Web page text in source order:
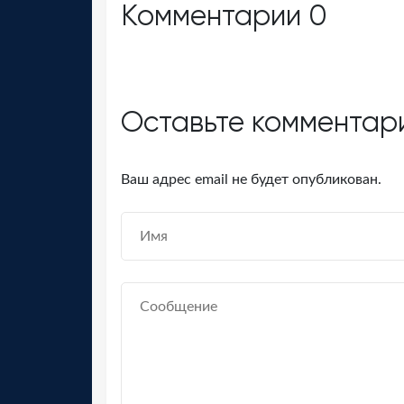
Комментарии 0
Оставьте
Ваш адрес email не будет опубликован.